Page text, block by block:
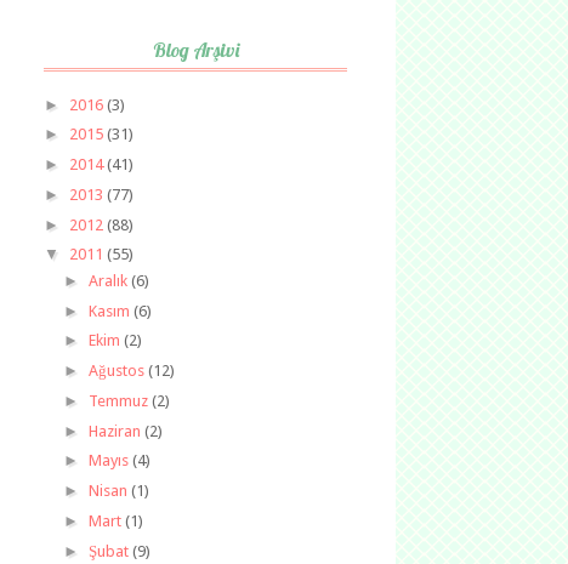
Blog Arşivi
► 2016 (3)
► 2015 (31)
► 2014(41)
► 2013 (77)
► 2012 (88)
▼ 2011 (55)
► Aralık (6)
► Kasım (6)
► Ekim (2)
► Ağustos (12)
► Temmuz (2)
► Haziran (2)
► Mayıs (4)
► Nisan (1)
► Mart (1)
► Şubat (9)